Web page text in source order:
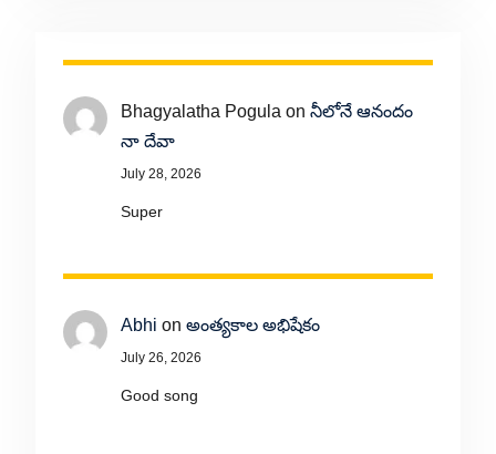
Bhagyalatha Pogula on నీలోనే ఆనందం
నా దేవా
July 28, 2026
Super
Abhi on అంత్యకాల అభిషేకం
July 26, 2026
Good song